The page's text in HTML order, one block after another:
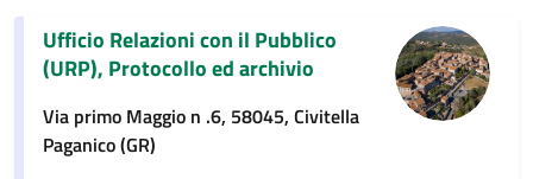
Ufficio Relazioni con il Pubblico
(URP), Protocollo ed archivio
Via primo Maggio n .6, 58045, Civitella
Paganico (GR)